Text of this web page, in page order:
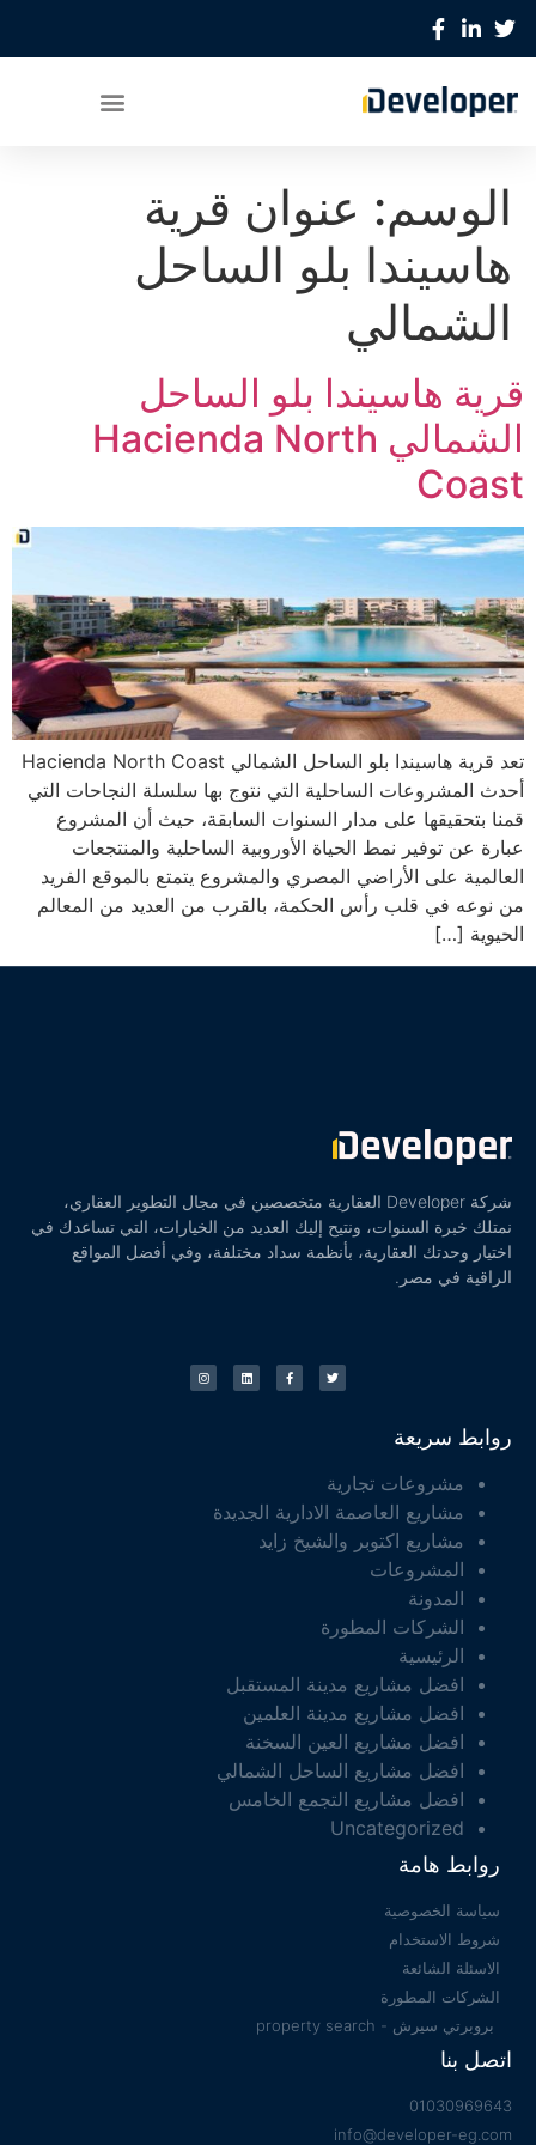
الوسم: عنوان قرية
هاسيندا بلو الساحل
الشمالي
قرية هاسيندا بلو الساحل
الشمالي Hacienda North
Coast
تعد قرية هاسيندا بلو الساحل الشمالي Hacienda North Coast
أحدث المشروعات الساحلية التي نتوج بها سلسلة النجاحات التي
قمنا بتحقيقها على مدار السنوات السابقة، حيث أن المشروع
عبارة عن توفير نمط الحياة الأوروبية الساحلية والمنتجعات
العالمية على الأراضي المصري والمشروع يتمتع بالموقع الفريد
من نوعه في قلب رأس الحكمة، بالقرب من العديد من المعالم
الحيوية […]
شركة Developer العقارية متخصصين في مجال التطوير العقاري،
نمتلك خبرة السنوات، ونتيح إليك العديد من الخيارات، التي تساعدك في
اختيار وحدتك العقارية، بأنظمة سداد مختلفة، وفي أفضل المواقع
الراقية في مصر.
روابط سريعة
مشروعات تجارية
مشاريع العاصمة الادارية الجديدة
مشاريع اكتوبر والشيخ زايد
المشروعات
المدونة
الشركات المطورة
الرئيسية
افضل مشاريع مدينة المستقبل
افضل مشاريع مدينة العلمين
افضل مشاريع العين السخنة
افضل مشاريع الساحل الشمالي
افضل مشاريع التجمع الخامس
Uncategorized
روابط هامة
سياسة الخصوصية
شروط الاستخدام
الاسئلة الشائعة
الشركات المطورة
بروبرتي سيرش - property search
اتصل بنا
01030969643
info@developer-eg.com